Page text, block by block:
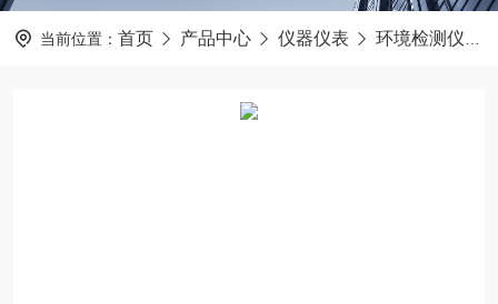
当前位置： 首页 产品中心 仪器仪表 环境检测仪器